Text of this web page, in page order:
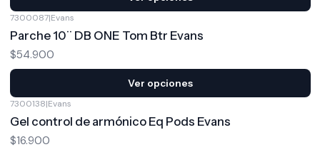
7300087|Evans
Parche 10¨ DB ONE Tom Btr Evans
$54.900
Ver opciones
7300138|Evans
Gel control de armónico Eq Pods Evans
$16.900